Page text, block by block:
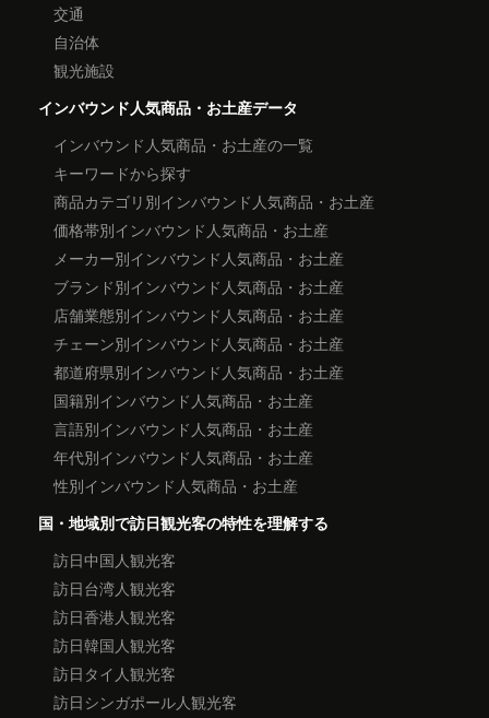
交通
自治体
観光施設
インバウンド人気商品・お土産データ
インバウンド人気商品・お土産の一覧
キーワードから探す
商品カテゴリ別インバウンド人気商品・お土産
価格帯別インバウンド人気商品・お土産
メーカー別インバウンド人気商品・お土産
ブランド別インバウンド人気商品・お土産
店舗業態別インバウンド人気商品・お土産
チェーン別インバウンド人気商品・お土産
都道府県別インバウンド人気商品・お土産
国籍別インバウンド人気商品・お土産
言語別インバウンド人気商品・お土産
年代別インバウンド人気商品・お土産
性別インバウンド人気商品・お土産
国・地域別で訪日観光客の特性を理解する
訪日中国人観光客
訪日台湾人観光客
訪日香港人観光客
訪日韓国人観光客
訪日タイ人観光客
訪日シンガポール人観光客